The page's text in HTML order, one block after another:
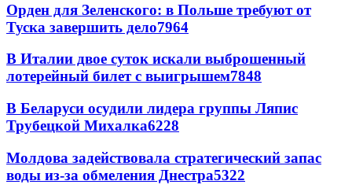
Орден для Зеленского: в Польше требуют от
Туска завершить дело7964
В Италии двое суток искали выброшенный
лотерейный билет с выигрышем7848
В Беларуси осудили лидера группы Ляпис
Трубецкой Михалка6228
Молдова задействовала стратегический запас
воды из-за обмеления Днестра5322